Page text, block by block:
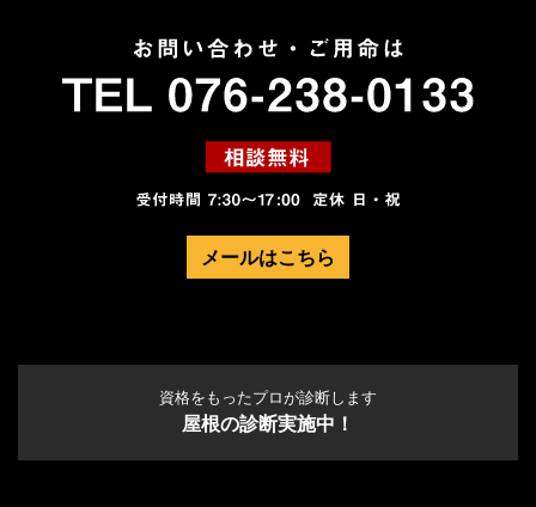
メールはこちら
資格をもったプロが診断します
屋根の診断実施中！